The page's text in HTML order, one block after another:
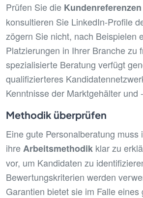
Prüfen Sie die Kundenreferenzen
konsultieren Sie LinkedIn-Profile
zögern Sie nicht, nach Beispielen
Platzierungen in Ihrer Branche zu
spezialisierte Beratung verfügt
qualifizierteres
Kenntnisse der Marktgehälter und
Methodik überprüfen
Eine gute Personalberatung muss
ihreArbeitsmethodik klar zu
vor, um Kandidaten zu
Bewertungskriterien werden
Garantien bietet sie im Falle eines